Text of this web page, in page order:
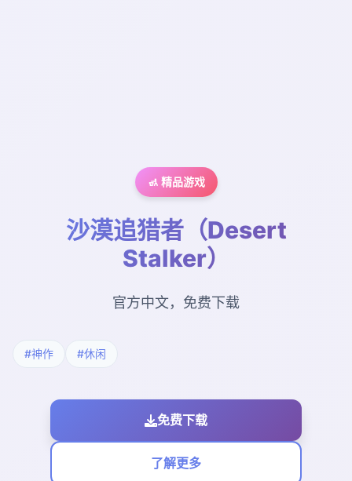
🚮 精品游戏
沙漠追猎者（Desert
Stalker）
官方中文，免费下载
#神作 #休闲
免费下载
了解更多